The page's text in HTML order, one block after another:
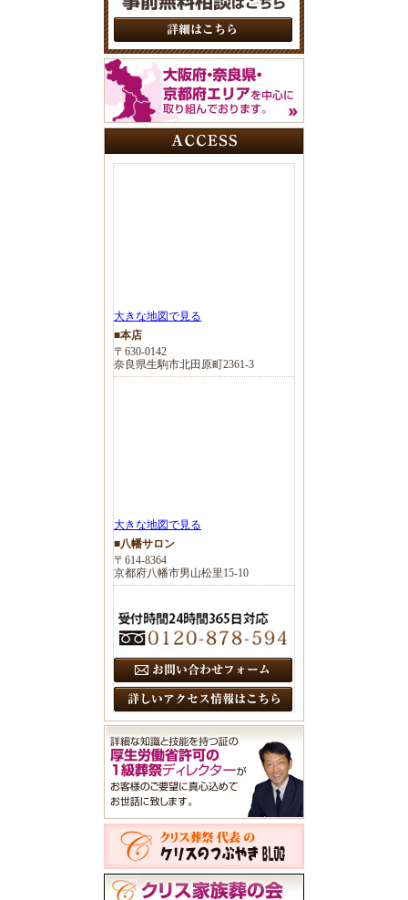
大きな地図で見る
■本店
〒630-0142
奈良県生駒市北田原町2361-3
大きな地図で見る
■八幡サロン
〒614-8364
京都府八幡市男山松里15-10